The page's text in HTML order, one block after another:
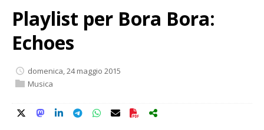
Playlist per Bora Bora:
Echoes
domenica, 24 maggio 2015
Musica